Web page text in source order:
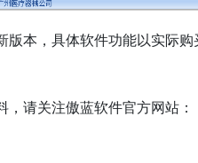
版本，具体软件功能以实际
，请关注傲蓝软件官方网站：